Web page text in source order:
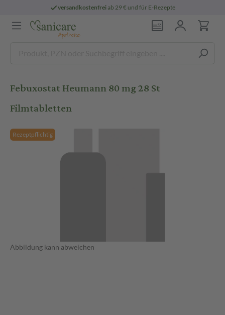
versandkostenfreiab 29 € und für E-Rezepte
Febuxostat Heumann 80 mg 28 St
Filmtabletten
Rezeptpflichtig
Abbildung kann abweichen